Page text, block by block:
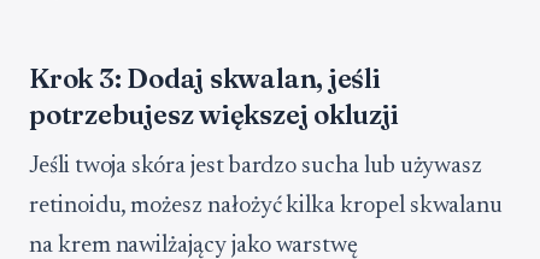
Krok 3: Dodaj skwalan, jeśli
potrzebujesz większej okluzji
Jeśli twoja skóra jest bardzo sucha lub używasz
retinoidu, możesz nałożyć kilka kropel skwalanu
na krem nawilżający jako warstwę